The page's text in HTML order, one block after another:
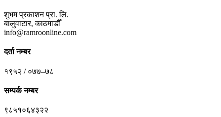
शुभम प्रकाशन प्रा. लि.
बालुवाटार, काठमाडौँ
info@ramroonline.com
दर्ता नम्बर
१९५२ / ०७७–७८
सम्पर्क नम्बर
९८५१०६४३२२